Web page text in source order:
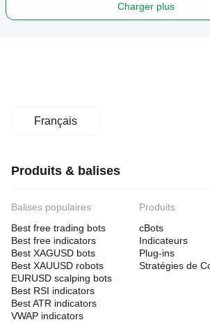
Charger plus
Français
Produits & balises
Balises populaires
Best free trading bots
Best free indicators
Best XAGUSD bots
Best XAUUSD robots
EURUSD scalping bots
Best RSI indicators
Best ATR indicators
VWAP indicators
Produits
cBots
Indicateurs
Plug-ins
Stratégies de